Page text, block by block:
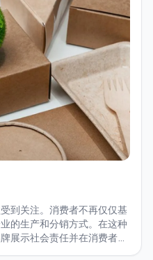
到关注。消费者不再仅仅基
的生产和分销方式。在这种
展示社会责任并在消费者心